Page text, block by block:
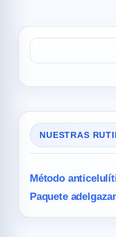
NUESTRAS
Método
Paquete